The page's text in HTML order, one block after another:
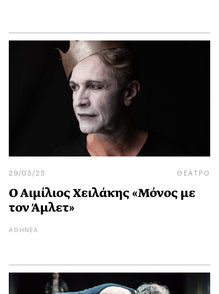
29/05/25 ΘΕΑΤΡΟ
Ο Αιμίλιος Χειλάκης «Μόνος με
τον Άμλετ»
ΑΘΗΝΕΑ